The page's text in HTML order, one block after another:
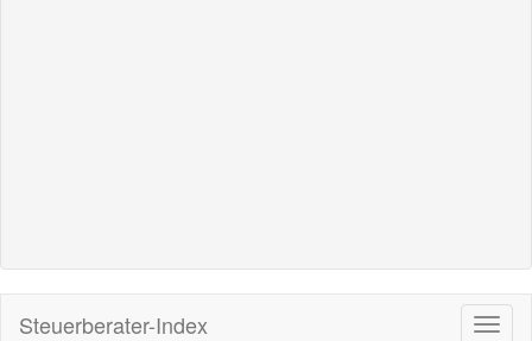
Steuerberater-Index